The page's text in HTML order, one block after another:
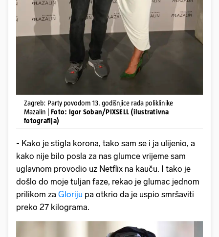
Zagreb: Party povodom 13. godišnjice rada poliklinike
Mazalin | Foto: Igor Soban/PIXSELL (ilustrativna
fotografija)
- Kako je stigla korona, tako sam se i ja ulijenio, a
kako nije bilo posla za nas glumce vrijeme sam
uglavnom provodio uz Netflix na kauču. I tako je
došlo do moje tuljan faze, rekao je glumac jednom
prilikom za Gloriju pa otkrio da je uspio smršaviti
preko 27 kilograma.